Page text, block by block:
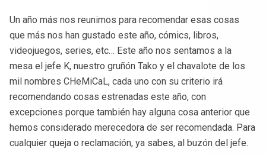
Un año más nos reunimos para recomendar esas cosas
que más nos han gustado este año, cómics, libros,
videojuegos, series, etc… Este año nos sentamos a la
mesa el jefe K, nuestro gruñón Tako y el chavalote de los
mil nombres CHeMiCaL, cada uno con su criterio irá
recomendando cosas estrenadas este año, con
excepciones porque también hay alguna cosa anterior que
hemos considerado merecedora de ser recomendada. Para
cualquier queja o reclamación, ya sabes, al buzón del jefe.